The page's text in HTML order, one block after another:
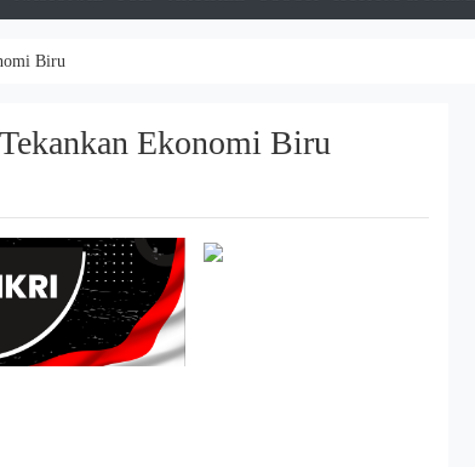
Biru
Ekonomi Biru